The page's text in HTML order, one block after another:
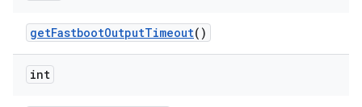
getFastbootOutputTimeout()
int